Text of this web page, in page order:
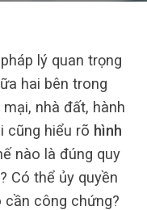
lý quan trọng
hai bên trong
nhà đất, hành
cũng hiểu rõ hình
nào là đúng quy
Có thể ủy quyền
cần công chứng?